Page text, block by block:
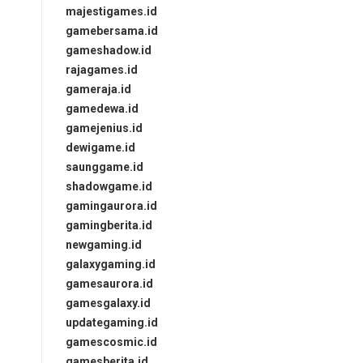
majestigames.id
gamebersama.id
gameshadow.id
rajagames.id
gameraja.id
gamedewa.id
gamejenius.id
dewigame.id
saunggame.id
shadowgame.id
gamingaurora.id
gamingberita.id
newgaming.id
galaxygaming.id
gamesaurora.id
gamesgalaxy.id
updategaming.id
gamescosmic.id